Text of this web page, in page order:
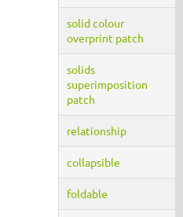
solid colour
overprint patch
solids
superimposition
patch
relationship
collapsible
foldable